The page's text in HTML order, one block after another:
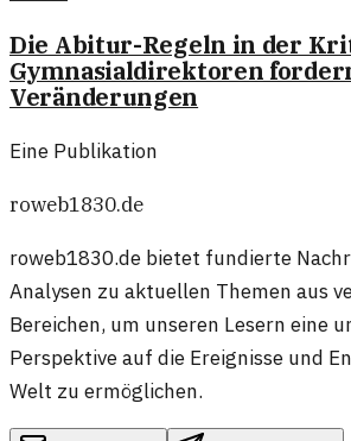
Die Abitur-Regeln in der
Gymnasialdirektoren
Veränderungen
Eine Publikation
roweb1830.de
roweb1830.de bietet fundierte
Analysen zu aktuellen Themen aus
Bereichen, um unseren Lesern eine
Perspektive auf die Ereignisse und
Welt zu ermöglichen.